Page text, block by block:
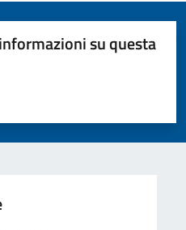
su questa
su 5
5